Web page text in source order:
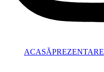
ACASĂPREZENTARE